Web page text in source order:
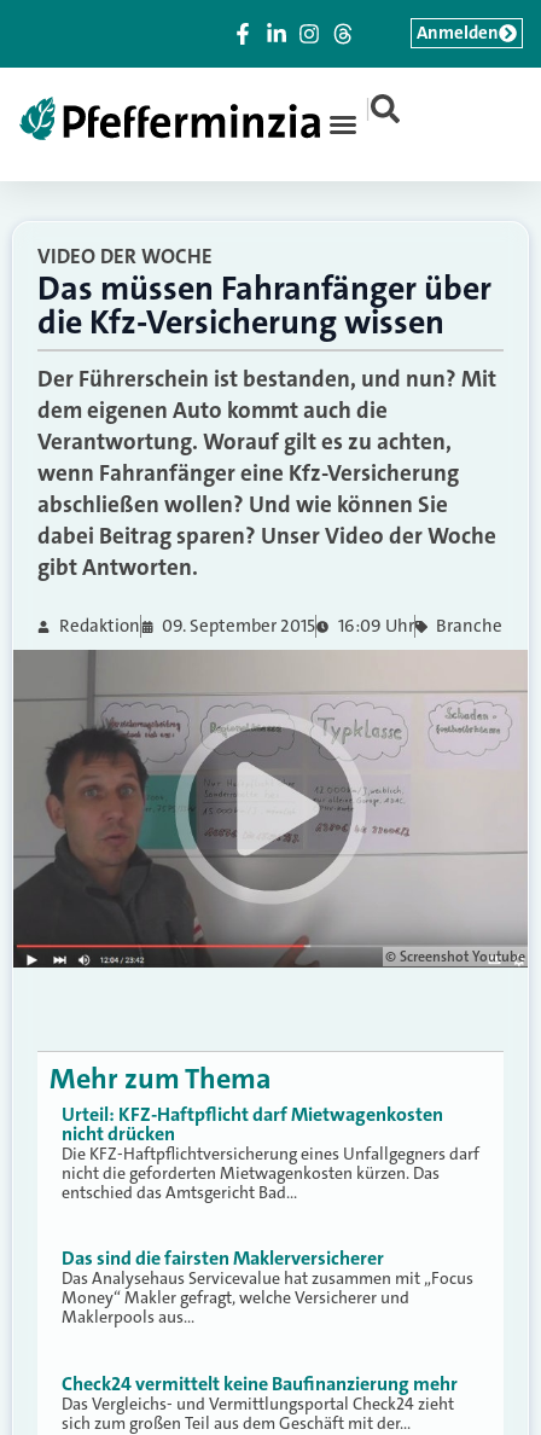
|
Anmelden
VIDEO DER WOCHE
Das müssen Fahranfänger über
die Kfz-Versicherung wissen
Der Führerschein ist bestanden, und nun? Mit
dem eigenen Auto kommt auch die
Verantwortung. Worauf gilt es zu achten,
wenn Fahranfänger eine Kfz-Versicherung
abschließen wollen? Und wie können Sie
dabei Beitrag sparen? Unser Video der Woche
gibt Antworten.
Redaktion 09. September 2015 16:09 Uhr Branche
© Screenshot Youtube
Mehr zum Thema
Urteil: KFZ-Haftpflicht darf Mietwagenkosten
nicht drücken
Die KFZ-Haftpflichtversicherung eines Unfallgegners darf
nicht die geforderten Mietwagenkosten kürzen. Das
entschied das Amtsgericht Bad…
Das sind die fairsten Maklerversicherer
Das Analysehaus Servicevalue hat zusammen mit „Focus
Money“ Makler gefragt, welche Versicherer und
Maklerpools aus…
Check24 vermittelt keine Baufinanzierung mehr
Das Vergleichs- und Vermittlungsportal Check24 zieht
sich zum großen Teil aus dem Geschäft mit der…